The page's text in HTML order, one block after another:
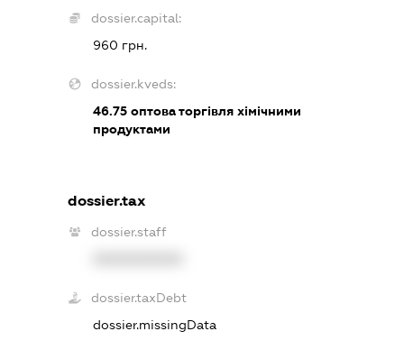
dossier.capital:
960 грн.
dossier.kveds:
46.75 оптова торгівля хімічними
продуктами
dossier.tax
dossier.staff
dossier.taxDebt
dossier.missingData